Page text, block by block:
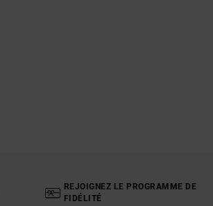
REJOIGNEZ LE PROGRAMME DE
FIDÉLITÉ